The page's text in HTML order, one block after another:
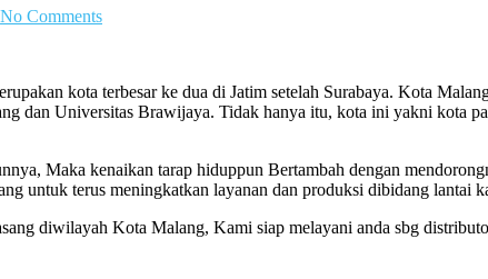
No Comments
kota terbesar ke dua di Jatim setelah Surabaya. Kota
dan Universitas Brawijaya. Tidak hanya itu, kota ini yakni kota
Maka kenaikan tarap hiduppun Bertambah dengan
untuk terus meningkatkan layanan dan produksi dibidang lantai
diwilayah Kota Malang, Kami siap melayani anda sbg